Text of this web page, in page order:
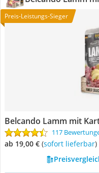
Preis-Leistungs-Sieger
Belcando Lamm mit
117
ab 19,00 € ( Sofort lieferbar)